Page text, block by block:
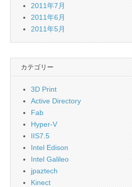
2011年7月
2011年6月
2011年5月
カテゴリー
3D Print
Active Directory
Fab
Hyper-V
IIS7.5
Intel Edison
Intel Galileo
jpaztech
Kinect